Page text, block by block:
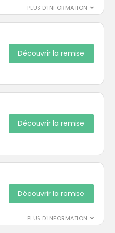
PLUS D'INFORMATION
Découvrir la remise
Découvrir la remise
PLUS D'INFORMATION
Découvrir la remise